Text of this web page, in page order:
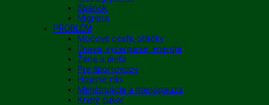
Spánok
Migréna
PROBLÉM
Močové cesty, obličky
Únava, vyčerpanie, energia
Žena a dieťa
Pre športovcov
Hojenie rán
Menštruácia a menopauza
Krvný cukor